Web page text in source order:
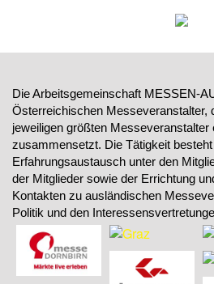
Die Arbeitsgemeinschaft MESSEN-
Österreichischen Messeveranstalter,
jeweiligen größten Messeveranstalter
zusammensetzt. Die Tätigkeit
Erfahrungsaustausch unter den
der Mitglieder sowie der Errichtung
Kontakten zu ausländischen
Politik und den